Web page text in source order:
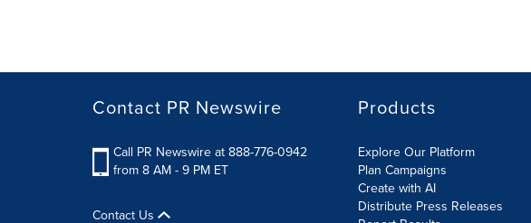
Contact PR Newswire
Call PR Newswire at 888-776-0942
from 8 AM - 9 PM ET
Contact Us
Products
Explore Our Platform
Plan Campaigns
Create with AI
Distribute Press Releases